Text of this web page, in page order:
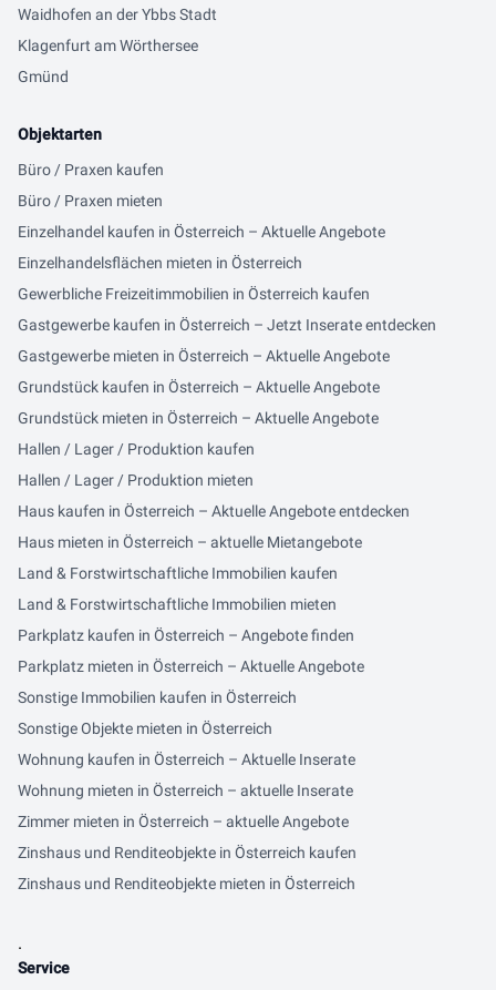
Waidhofen an der Ybbs Stadt
Klagenfurt am Wörthersee
Gmünd
Objektarten
Büro / Praxen kaufen
Büro / Praxen mieten
Einzelhandel kaufen in Österreich – Aktuelle Angebote
Einzelhandelsflächen mieten in Österreich
Gewerbliche Freizeitimmobilien in Österreich kaufen
Gastgewerbe kaufen in Österreich – Jetzt Inserate entdecken
Gastgewerbe mieten in Österreich – Aktuelle Angebote
Grundstück kaufen in Österreich – Aktuelle Angebote
Grundstück mieten in Österreich – Aktuelle Angebote
Hallen / Lager / Produktion kaufen
Hallen / Lager / Produktion mieten
Haus kaufen in Österreich – Aktuelle Angebote entdecken
Haus mieten in Österreich – aktuelle Mietangebote
Land & Forstwirtschaftliche Immobilien kaufen
Land & Forstwirtschaftliche Immobilien mieten
Parkplatz kaufen in Österreich – Angebote finden
Parkplatz mieten in Österreich – Aktuelle Angebote
Sonstige Immobilien kaufen in Österreich
Sonstige Objekte mieten in Österreich
Wohnung kaufen in Österreich – Aktuelle Inserate
Wohnung mieten in Österreich – aktuelle Inserate
Zimmer mieten in Österreich – aktuelle Angebote
Zinshaus und Renditeobjekte in Österreich kaufen
Zinshaus und Renditeobjekte mieten in Österreich
.
Service